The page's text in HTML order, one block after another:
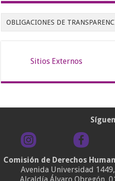
OBLIGACIONES DE
Sitios Externos
Comisión de Derechos
Avenida Universidad